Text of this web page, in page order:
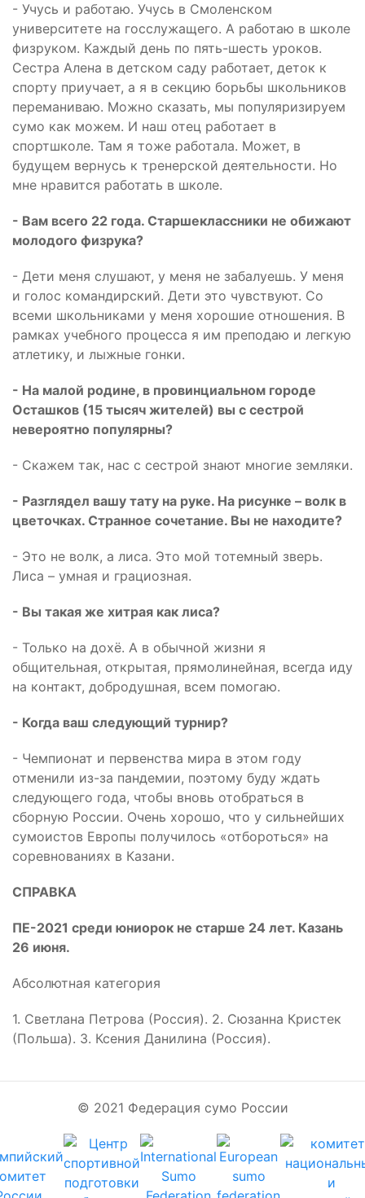
- Учусь и работаю. Учусь в Смоленском
университете на госслужащего. А работаю в школе
физруком. Каждый день по пять-шесть уроков.
Сестра Алена в детском саду работает, деток к
спорту приучает, а я в секцию борьбы школьников
переманиваю. Можно сказать, мы популяризируем
сумо как можем. И наш отец работает в
спортшколе. Там я тоже работала. Может, в
будущем вернусь к тренерской деятельности. Но
мне нравится работать в школе.
- Вам всего 22 года. Старшеклассники не обижают
молодого физрука?
- Дети меня слушают, у меня не забалуешь. У меня
и голос командирский. Дети это чувствуют. Со
всеми школьниками у меня хорошие отношения. В
рамках учебного процесса я им преподаю и легкую
атлетику, и лыжные гонки.
- На малой родине, в провинциальном городе
Осташков (15 тысяч жителей) вы с сестрой
невероятно популярны?
- Скажем так, нас с сестрой знают многие земляки.
- Разглядел вашу тату на руке. На рисунке – волк в
цветочках. Странное сочетание. Вы не находите?
- Это не волк, а лиса. Это мой тотемный зверь.
Лиса – умная и грациозная.
- Вы такая же хитрая как лиса?
- Только на дохё. А в обычной жизни я
общительная, открытая, прямолинейная, всегда иду
на контакт, добродушная, всем помогаю.
- Когда ваш следующий турнир?
- Чемпионат и первенства мира в этом году
отменили из-за пандемии, поэтому буду ждать
следующего года, чтобы вновь отобраться в
сборную России. Очень хорошо, что у сильнейших
сумоистов Европы получилось «отбороться» на
соревнованиях в Казани.
СПРАВКА
ПЕ-2021 среди юниорок не старше 24 лет. Казань
26 июня.
Абсолютная категория
1. Светлана Петрова (Россия). 2. Сюзанна Кристек
(Польша). 3. Ксения Данилина (Россия).
© 2021 Федерация сумо России